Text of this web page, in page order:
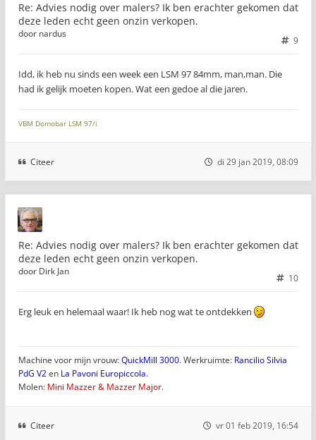
Re: Advies nodig over malers? Ik ben erachter gekomen dat
deze leden echt geen onzin verkopen.
9
door nardus
Idd, ik heb nu sinds een week een LSM 97 84mm, man,man. Die
had ik gelijk moeten kopen. Wat een gedoe al die jaren.
VBM Domobar LSM 97/i
Citeer di 29 jan 2019, 08:09
Re: Advies nodig over malers? Ik ben erachter gekomen dat
deze leden echt geen onzin verkopen.
10
door Dirk Jan
Erg leuk en helemaal waar! Ik heb nog wat te ontdekken
Machine voor mijn vrouw:QuickMill 3000. Werkruimte: Rancilio Silvia
PdG V2en La Pavoni Europiccola.
Molen: Mini Mazzer & Mazzer Major.
Citeer vr 01 feb 2019, 16:54